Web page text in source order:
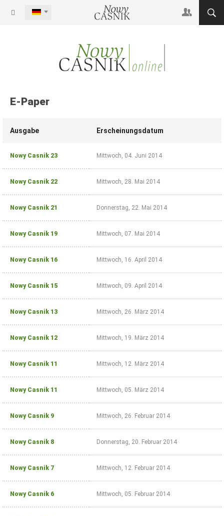
TERMINE
E-Paper
Ausgabe Erscheinungsdatum
Nowy Casnik 23 Mittwoch, 04. Juni 2014
Nowy Casnik 22 Mittwoch, 28. Mai 2014
Nowy Casnik 21 Donnerstag, 22. Mai 2014
Nowy Casnik 19 Mittwoch, 07. Mai 2014
Nowy Casnik 16 Mittwoch, 16. April 2014
Nowy Casnik 15 Mittwoch, 09. April 2014
Nowy Casnik 13 Mittwoch, 26. März 2014
Nowy Casnik 12 Mittwoch, 19. März 2014
Nowy Casnik 11 Mittwoch, 12. März 2014
Nowy Casnik 11 Mittwoch, 05. März 2014
Nowy Casnik 9 Mittwoch, 26. Februar 2014
Nowy Casnik 8 Donnerstag, 20. Februar 2014
Nowy Casnik 7 Mittwoch, 12. Februar 2014
Nowy Casnik 6 Mittwoch, 05. Februar 2014
Zustellung der
Wochenzeitung
durch einen
Sprache, Kultur und
autochthonen
für 26,40 € jährlich
bestellen
online
Nowy Casnik online
und zum E-Paper
zusätzliche
Kommentieren,
Bewerten, als PDF
(für Abonnenten
der gedruckten
Ausgabe nur 9 €)
Zugang
bestellen